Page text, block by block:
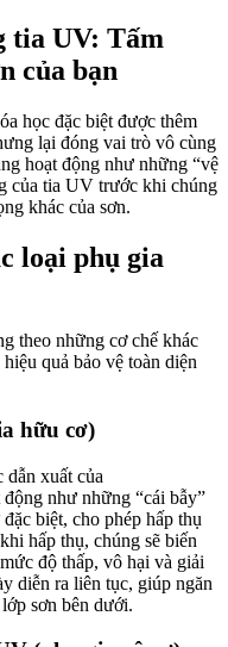
tia UV: Tấm
của bạn
học đặc biệt được thêm
lại đóng vai trò vô cùng
hoạt động như những “vệ
của tia UV trước khi chúng
khác của sơn.
loại phụ gia
theo những cơ chế khác
quả bảo vệ toàn diện
hữu cơ)
xuất của
như những “cái bẫy”
biệt, cho phép hấp thụ
hấp thụ, chúng sẽ biến
độ thấp, vô hại và giải
diễn ra liên tục, giúp ngăn
sơn bên dưới.